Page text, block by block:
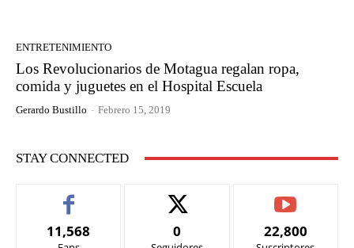
ENTRETENIMIENTO
Los Revolucionarios de Motagua regalan ropa,
comida y juguetes en el Hospital Escuela
Gerardo Bustillo - Febrero 15, 2019
STAY CONNECTED
11,568 0 22,800